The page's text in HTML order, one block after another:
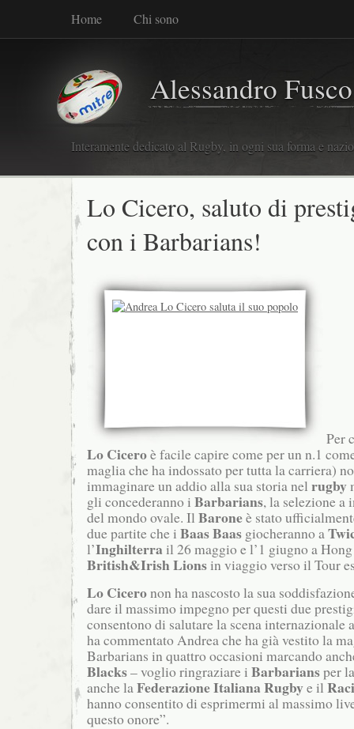
Home Chi sono
Alessandro Fusco
Interamente dedicato al Rugby, in ogni sua forma e
Lo Cicero, saluto di
con i Barbarians!
Per
Lo Ciceroè facile capire come per un n.1
maglia che ha indossato per tutta la carriera)
immaginare un addio alla sua storia nel rugby
gli concederanno i Barbarians, la selezione
del mondo ovale. Il Baroneè stato
due partite che i Baas Baas giocheranno a
l’Inghilterra il 26 maggio e l’1 giugno a
British&Irish Lionsin viaggio verso il Tour
Lo Ciceronon ha nascosto la sua
dare il massimo impegno per questi due
consentono di salutare la scena internazionale
ha commentato Andrea che ha già vestito la
Barbarians in quattro occasioni marcando
Blacks– voglio ringraziare i Barbariansper
anche laFederazione Italiana Rugbye il
hanno consentito di esprimermi al massimo
questo onore”.